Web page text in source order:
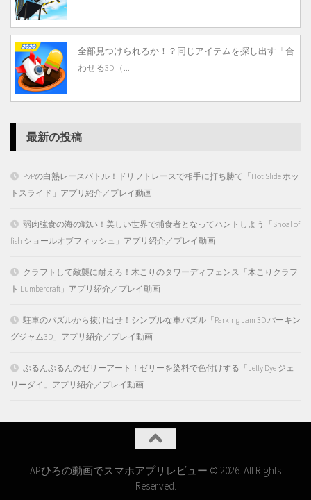
全部見つけられるか！？同じアイテムを探し出す「合
わせる3D（...
最新の投稿
PvPの白熱レースバトル！ドリフトレースで相手に打ち勝て「Hot Slide ホッ
トスライド」アプリ紹介／プレイ動画
弱肉強食の海の戦い！美しい世界で捕食者となってハントしよう「Shoal of
fish ショールオブフィッシュ」アプリ紹介／プレイ動画
クラフトして敵襲に耐えろ！木こりのタワーディフェンス「木こりクラフ
ト Lumbercraft」アプリ紹介／プレイ動画
駐車のパズルから抜け出せ！シンプルな車パズル「Parking Jam 3D パーキン
グジャム3D」アプリ紹介／プレイ動画
ぷるんぷるんのゼリーアート！ゼリーを染料で色付けする「Jelly Dye ジェ
リーダイ」アプリ紹介／プレイ動画
APひろの動画でスマホアプリレビュー © 2026. All Rights
Reserved.